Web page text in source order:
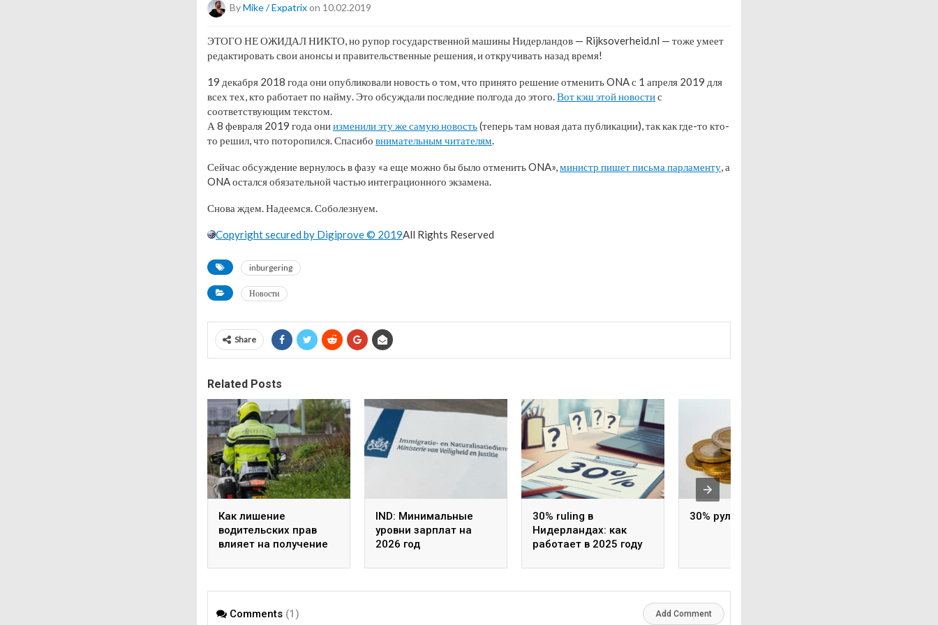
ByMike / Expatrixon 10.02.2019
ЭТОГО НЕ ОЖИДАЛ НИКТО, но рупор государственной машины Нидерландов — Rijksoverheid.nl — тоже умеет
редактировать свои анонсы и правительственные решения, и откручивать назад время!
19 декабря 2018 года они опубликовали новость о том, что принято решение отменить ONA с 1 апреля 2019 для
всех тех, кто работает по найму. Это обсуждали последние полгода до этого.Вот кэш этой новостис
соответствующим текстом.
А 8 февраля 2019 года ониизменили эту же самую новость(теперь там новая дата публикации), так как где-то кто-
то решил, что поторопился. Спасибо внимательным читателям.
Сейчас обсуждение вернулось в фазу «а еще можно бы было отменить ONA»,министр пишет письма парламенту, а
ONA остался обязательной частью интеграционного экзамена.
Снова ждем. Надеемся. Соболезнуем.
Copyright secured by Digiprove © 2019All Rights Reserved
inburgering
Новости
Share
Related Posts
Как лишение
водительских прав
влияет на получение
IND: Минимальные
уровни зарплат на
2026 год
30% ruling в
Нидерландах: как
работает в 2025 году
30% рулинг в 2025 году
Comments (1) Add Comment